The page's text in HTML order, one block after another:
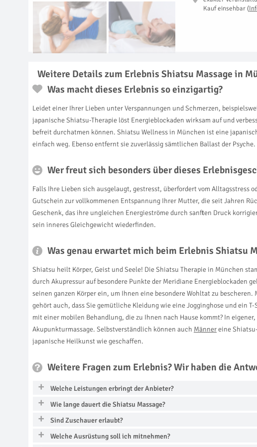
Kauf einsehbar (
Weitere Details zum Erlebnis Shiatsu Massage in
Was macht dieses Erlebnis so einzigartig?
Leidet einer Ihrer Lieben unter Verspannungen und Schmerzen,
japanische Shiatsu-Therapie löst Energieblockaden wirksam auf und
befreit durchatmen können. Shiatsu Wellness in München ist eine
einfach weg. Ebenso entfernt sie zuverlässig sämtlichen Ballast der Psyche.
Wer freut sich besonders über dieses
Falls Ihre Lieben sich ausgelaugt, gestresst, überfordert vom
Gutschein zur vollkommenen Entspannung Ihrer Mutter, die seit Jahren
Geschenk, das ihre ungleichen Energieströme durch sanften Druck
sein inneres Gleichgewicht wiederfinden.
Was genau erwartet mich beim Erlebnis Shiatsu
Shiatsu heilt Körper, Geist und Seele! Die Shiatsu Therapie in München
durch Akupressur auf besondere Punkte der Meridiane Energieblockaden
seinen ganzen Körper ein, um Ihnen eine besondere Wohltat zu
gehört auch, dass Sie gemütliche Kleidung wie eine Jogginghose und ein
mit einer mobilen Behandlung, die zu Ihnen nach Hause kommt? In
Akupunkturmassage. Selbstverständlich können auch Männereine
japanische Heilkunst wie geschaffen.
Weitere Fragen zum Erlebnis? Wir haben die
Welche Leistungen erbringt der Anbieter?
Wie lange dauert die Shiatsu Massage?
Sind Zuschauer erlaubt?
Welche Ausrüstung soll ich mitnehmen?